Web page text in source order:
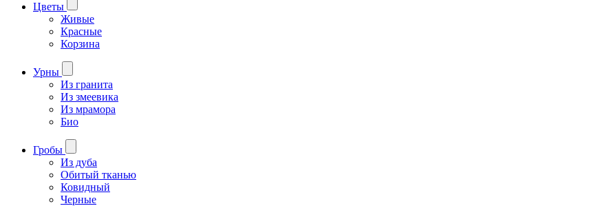
Цветы
Живые
Красные
Корзина
Урны
Из гранита
Из змеевика
Из мрамора
Био
Гробы
Из дуба
Обитый тканью
Ковидный
Черные